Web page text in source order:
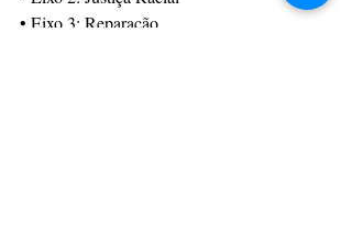
• Eixo 3: Reparação